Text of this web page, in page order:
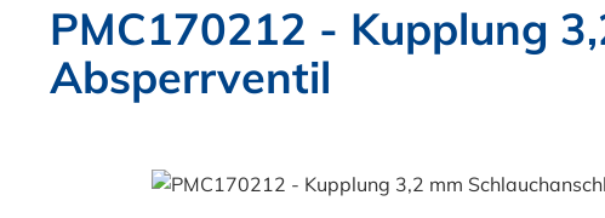
PMC170212 - Kupplung
Absperrventil
Bildergalerie überspringen